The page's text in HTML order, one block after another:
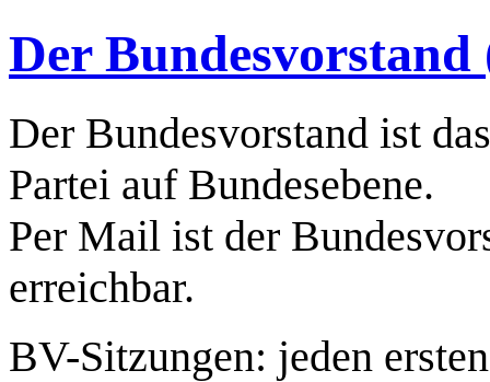
Der Bundesvorstand
Der Bundesvorstand ist
Partei auf Bundesebene.
Per Mail ist der
erreichbar.
BV-Sitzungen: jeden